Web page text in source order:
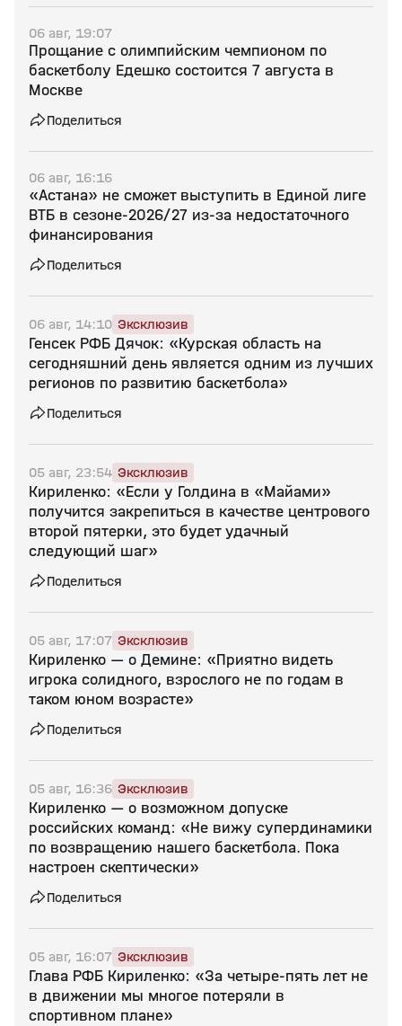
06 авг, 19:07
Прощание с олимпийским чемпионом по
баскетболу Едешко состоится 7 августа в
Москве
Поделиться
06 авг, 16:16
«Астана» не сможет выступить в Единой лиге
ВТБ в сезоне‑2026/27 из‑за недостаточного
финансирования
Поделиться
06 авг, 14:10 Эксклюзив
Генсек РФБ Дячок: «Курская область на
сегодняшний день является одним из лучших
регионов по развитию баскетбола»
Поделиться
05 авг, 23:54 Эксклюзив
Кириленко: «Если у Голдина в «Майами»
получится закрепиться в качестве центрового
второй пятерки, это будет удачный
следующий шаг»
Поделиться
05 авг, 17:07 Эксклюзив
Кириленко — о Демине: «Приятно видеть
игрока солидного, взрослого не по годам в
таком юном возрасте»
Поделиться
05 авг, 16:36 Эксклюзив
Кириленко — о возможном допуске
российских команд: «Не вижу супердинамики
по возвращению нашего баскетбола. Пока
настроен скептически»
Поделиться
05 авг, 16:07 Эксклюзив
Глава РФБ Кириленко: «За четыре‑пять лет не
в движении мы многое потеряли в
спортивном плане»